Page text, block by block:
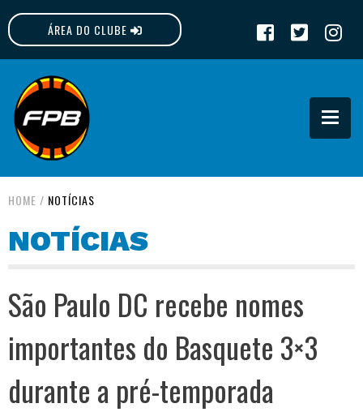
ÁREA DO CLUBE
FPB
HOME / NOTÍCIAS
NOTÍCIAS
São Paulo DC recebe nomes
importantes do Basquete 3×3
durante a pré-temporada